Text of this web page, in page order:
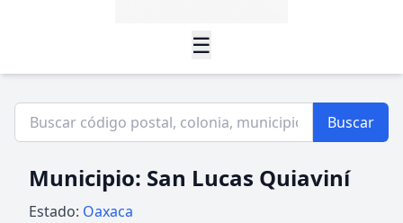
☰
Buscar
Municipio: San Lucas Quiaviní
Estado: Oaxaca